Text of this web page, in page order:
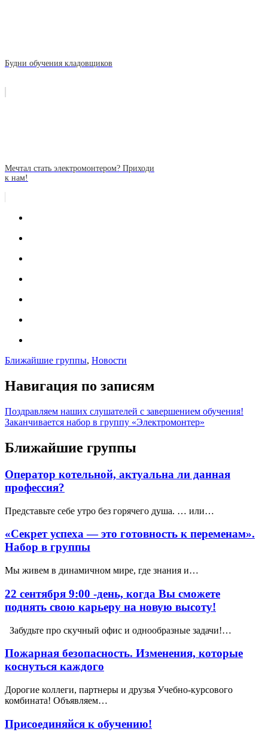
Будни обучения кладовщиков
Мечтал стать электромонтером? Приходи
к нам!
Ближайшие группы, Новости
Навигация по записям
Поздравляем наших слушателей с завершением обучения!
Заканчивается набор в группу «Электромонтер»
Ближайшие группы
Оператор котельной, актуальна ли данная
профессия?
Представьте себе утро без горячего душа. … или…
«Секрет успеха — это готовность к переменам».
Набор в группы
Мы живем в динамичном мире, где знания и…
22 сентября 9:00 -день, когда Вы сможете
поднять свою карьеру на новую высоту!
Забудьте про скучный офис и однообразные задачи!…
Пожарная безопасность. Изменения, которые
коснуться каждого
Дорогие коллеги, партнеры и друзья Учебно-курсового
комбината! Объявляем…
Присоединяйся к обучению!